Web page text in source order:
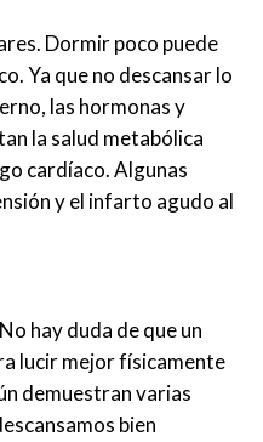
Dormir poco puede
Ya que no descansar lo
las hormonas y
la salud metabólica
cardíaco. Algunas
y el infarto agudo al
hay duda de que un
lucir mejor físicamente
demuestran varias
bien